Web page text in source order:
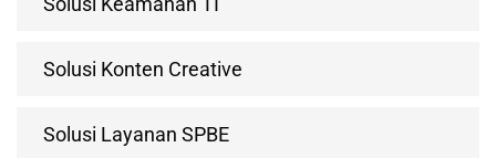
Solusi Konten Creative
Solusi Layanan SPBE